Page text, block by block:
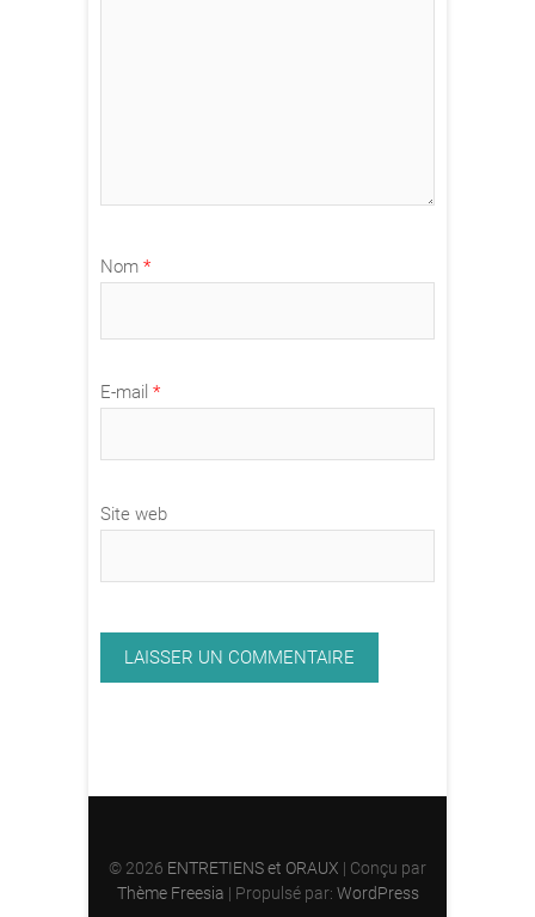
Nom *
E-mail *
Site web
© 2026 ENTRETIENS et ORAUX | Conçu par
Thème Freesia | Propulsé par: WordPress